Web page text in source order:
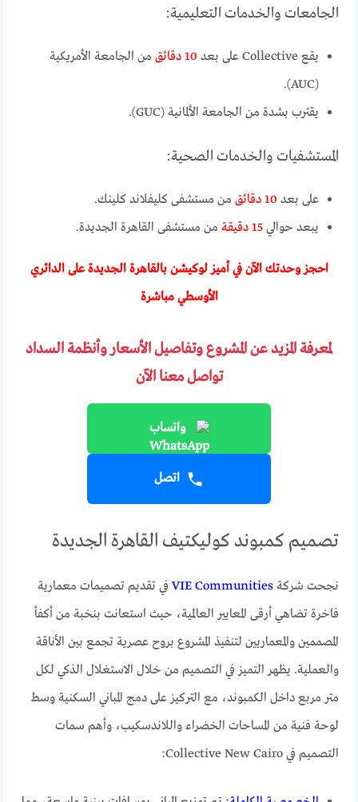
الجامعات والخدمات التعليمية:
يقع Collective على بعد 10 دقائق
من الجامعة الأمريكية
(AUC).
يقترب بشدة من الجامعة الألمانية (GUC).
المستشفيات والخدمات الصحية:
على بعد 10 دقائق
من مستشفى كليفلاند كلينك.
يبعد حوالي15 دقيقة من مستشفى القاهرة الجديدة.
احجز وحدتك الآن في أميز لوكيشن بالقاهرة الجديدة على الدائري
الأوسطي مباشرة
لمعرفة المزيد عن المشروع وتفاصيل الأسعار وأنظمة السداد
تواصل معنا الآن
واتساب
اتصل
تصميم كمبوند كوليكتيف القاهرة الجديدة
نجحت شركةVIE Communities في تقديم تصميمات معمارية
فاخرة تضاهي أرقى المعايير العالمية، حيث استعانت بنخبة من أكفأ
المصممين والمعماريين لتنفيذ المشروع بروح عصرية تجمع بين الأناقة
والعملية. يظهر التميز في التصميم من خلال الاستغلال الذكي لكل
متر مربع داخل الكمبوند، مع التركيز على دمج المباني السكنية وسط
لوحة فنية من المساحات الخضراء واللاندسكيب، وأهم سمات
التصميم في Collective New Cairo: